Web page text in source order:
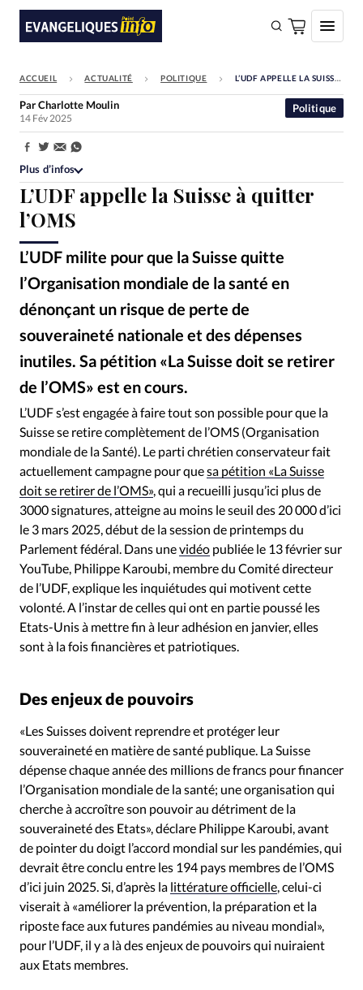
FAIRE UN DON
Faire un don
Eglises
Société
Monde
Bible
Toute l'actualité
Se connecter
Devise:CHF
RUBRIQUES
Toute l'actualité Bible Culture
Eglises
Histoire Laicité
Liberté religieuse
Mission
Monde People Politique
Religions
Société
ACCUEIL ACTUALITÉ POLITIQUE L’UDF APPELLE LA SUISSE À QUITTER L’OMS
L’UDF appelle la Suisse à quitter
l’OMS
L’UDF milite pour que la Suisse quitte
l’Organisation mondiale de la santé en
dénonçant un risque de perte de
souveraineté nationale et des dépenses
inutiles. Sa pétition «La Suisse doit se retirer
de l’OMS» est en cours.
Politique
ParCharlotte Moulin
14 Fév 2025
Partager:
Plus d’infos
L’UDF s’est engagée à faire tout son possible pour que la
Suisse se retire complètement de l’OMS (Organisation
mondiale de la Santé). Le parti chrétien conservateur fait
actuellement campagne pour quesa pétition «La Suisse
doit se retirer de l’OMS», qui a recueilli jusqu’ici plus de
3000 signatures, atteigne au moins le seuil des 20 000 d’ici
le 3 mars 2025, début de la session de printemps du
Parlement fédéral. Dans unevidéo publiée le 13 février sur
YouTube, Philippe Karoubi, membre du Comité directeur
de l’UDF, explique les inquiétudes qui motivent cette
volonté. A l’instar de celles qui ont en partie poussé les
Etats-Unis à mettre fin à leur adhésion en janvier, elles
sont à la fois financières et patriotiques.
Des enjeux de pouvoirs
«Les Suisses doivent reprendre et protéger leur
souveraineté en matière de santé publique. La Suisse
dépense chaque année des millions de francs pour financer
l’Organisation mondiale de la santé; une organisation qui
cherche à accroître son pouvoir au détriment de la
souveraineté des Etats», déclare Philippe Karoubi, avant
de pointer du doigt l’accord mondial sur les pandémies, qui
devrait être conclu entre les 194 pays membres de l’OMS
d’ici juin 2025. Si, d’après la littérature officielle, celui-ci
viserait à «améliorer la prévention, la préparation et la
riposte face aux futures pandémies au niveau mondial»,
pour l’UDF, il y a là des enjeux de pouvoirs qui nuiraient
aux Etats membres.